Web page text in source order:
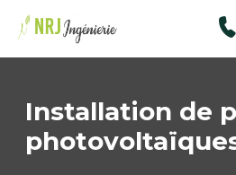
48434515
Installation de